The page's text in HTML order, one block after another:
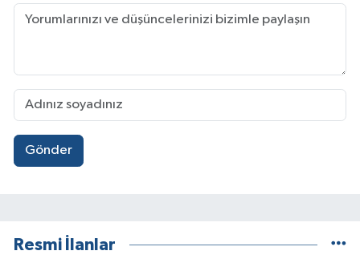
Gönder
Resmi İlanlar